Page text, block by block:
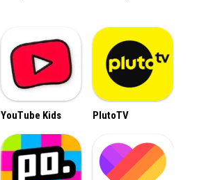
YouTube Kids PlutoTV